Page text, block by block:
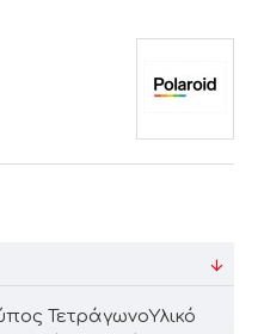
ΤετράγωνοΥλικό